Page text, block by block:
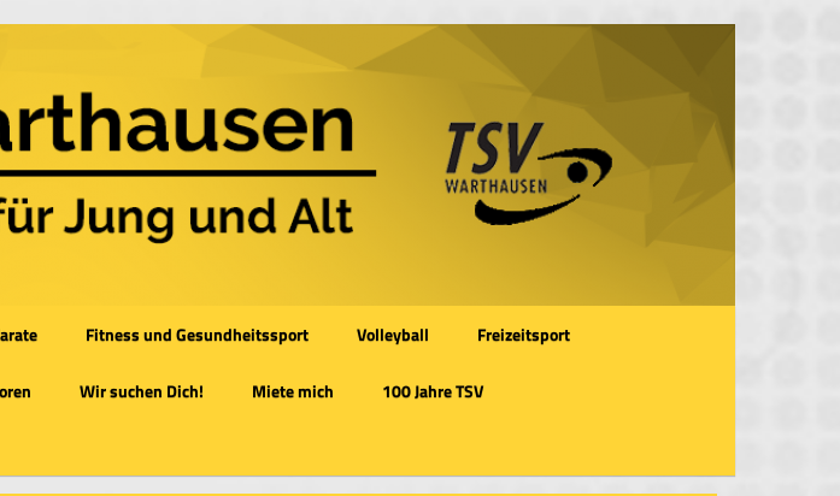
Fitness und Gesundheitssport Volleyball Freizeitsport
Wir suchen Dich! Miete mich 100 Jahre TSV